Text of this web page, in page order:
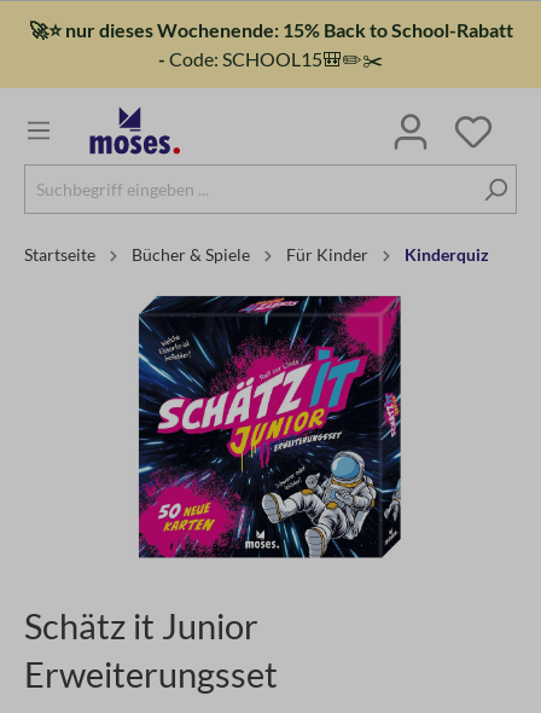
🚀⭐ nur dieses Wochenende: 15% Back to School-Rabatt
- Code: SCHOOL15🎒✏️✂️
Startseite Bücher & Spiele Für Kinder Kinderquiz
Schätz it Junior
Erweiterungsset